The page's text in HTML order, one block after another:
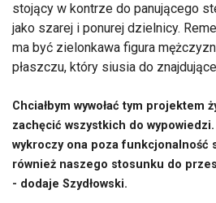
stojący w kontrze do panującego
jako szarej i ponurej dzielnicy.
ma być zielonkawa figura
płaszczu, który siusia do
Chciałbym wywołać tym projektem
zachęcić wszystkich do
wykroczy ona poza funkcjonalność
również naszego stosunku do
- dodaje Szydłowski.